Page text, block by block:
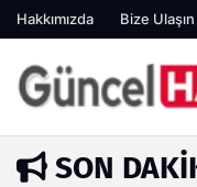
Hakkımızda Bize Ulaşın
SON 4